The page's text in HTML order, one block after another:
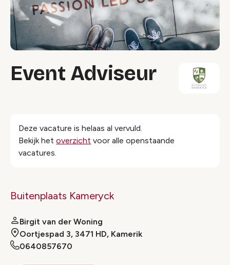
Event Adviseur
Deze vacature is helaas al vervuld.
Bekijk het overzicht voor alle openstaande
vacatures.
Buitenplaats Kameryck
Birgit van der Woning
Oortjespad 3, 3471 HD, Kamerik
0640857670